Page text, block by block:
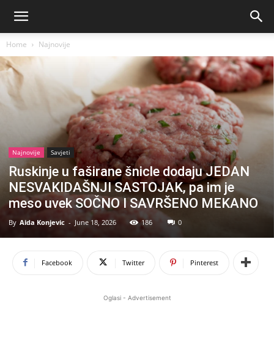
Home Najnovije
Najnovije Savjeti
Ruskinje u faširane šnicle dodaju JEDAN
NESVAKIDAŠNJI SASTOJAK, pa im je
meso uvek SOČNO I SAVRŠENO MEKANO
By Aida Konjevic - June 18, 2026 186 0
Facebook Twitter Pinterest
Oglasi - Advertisement